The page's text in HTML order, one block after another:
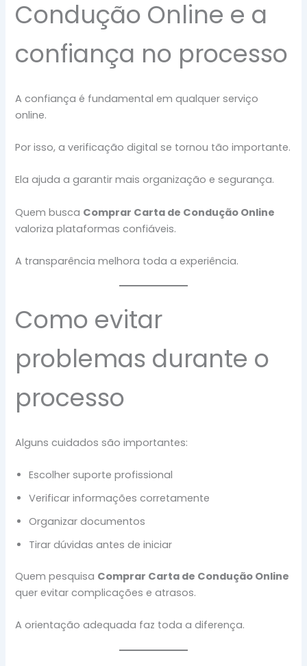
Condução Online e a
confiança no processo
A confiança é fundamental em qualquer serviço
online.
Por isso, a verificação digital se tornou tão importante.
Ela ajuda a garantir mais organização e segurança.
Quem busca Comprar Carta de Condução Online
valoriza plataformas confiáveis.
A transparência melhora toda a experiência.
Como evitar
problemas durante o
processo
Alguns cuidados são importantes:
Escolher suporte profissional
Verificar informações corretamente
Organizar documentos
Tirar dúvidas antes de iniciar
Quem pesquisa Comprar Carta de Condução Online
quer evitar complicações e atrasos.
A orientação adequada faz toda a diferença.